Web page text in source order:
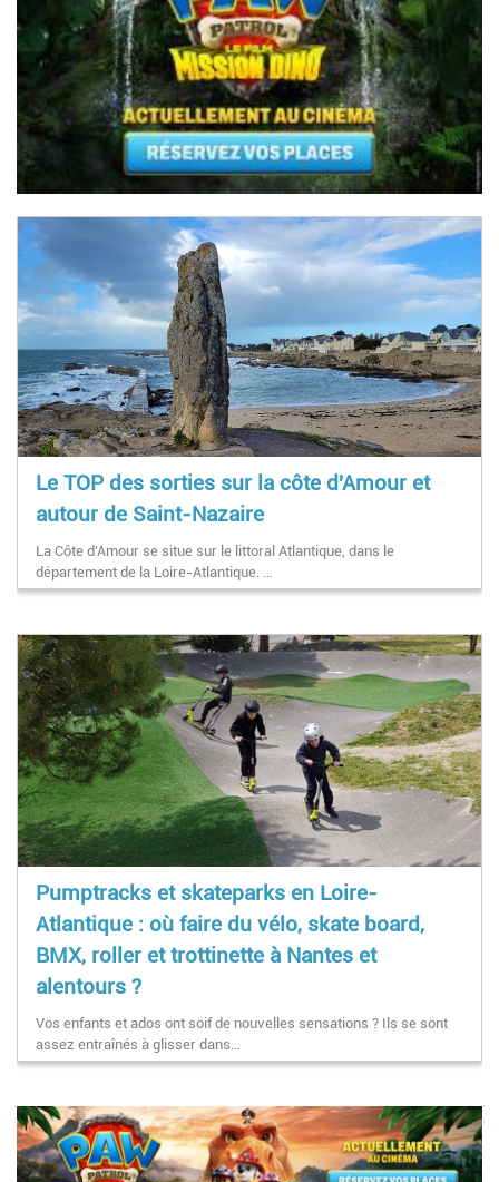
Le TOP des sorties sur la côte d'Amour et
autour de Saint-Nazaire
La Côte d'Amour se situe sur le littoral Atlantique, dans le
département de la Loire-Atlantique. …
Pumptracks et skateparks en Loire-
Atlantique : où faire du vélo, skate board,
BMX, roller et trottinette à Nantes et
alentours ?
Vos enfants et ados ont soif de nouvelles sensations ? Ils se sont
assez entraînés à glisser dans…